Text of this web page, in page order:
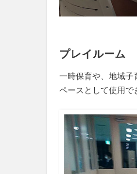
プレイルーム
一時保育や、地域
ペースとして使用で